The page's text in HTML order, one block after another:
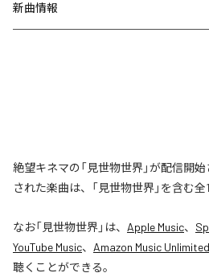
新曲情報
絶望キネマの「見世物世界」が配信開
された楽曲は、「見世物世界」を含む全
なお「見世物世界」は、 Apple Music、
YouTube Music、 Amazon Music Unlimited
聴くことができる。